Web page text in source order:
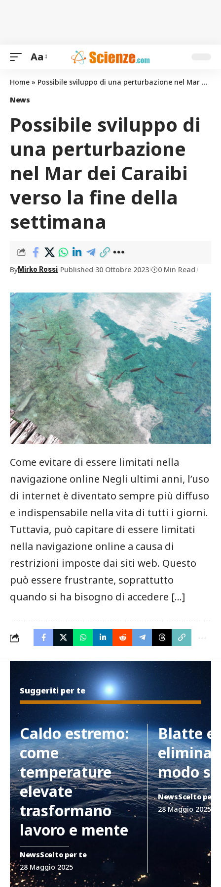
Aa
Home » Possibile sviluppo di una perturbazione nel Mar dei Caraibi verso la fine della settimana
News
Possibile sviluppo di
una perturbazione
nel Mar dei Caraibi
verso la fine della
settimana
ByMirko Rossi Published 30 Ottobre 2023 0 Min Read
Come evitare di essere limitati ​nella‍
navigazione online Negli ultimi anni, l’uso
di internet è diventato sempre ⁢più diffuso
e indispensabile nella ⁤vita di tutti i giorni.
Tuttavia, può capitare di essere limitati
nella navigazione online a causa di
restrizioni imposte dai siti web. Questo
può essere frustrante, soprattutto
quando si ha bisogno di accedere […]
Suggeriti per te
Caldo estremo:
come
temperature
elevate
trasformano
lavoro e mente
NewsScelto per te
28 Maggio 2025
Blatte e
modo
NewsScelto per
28 Maggio 2025